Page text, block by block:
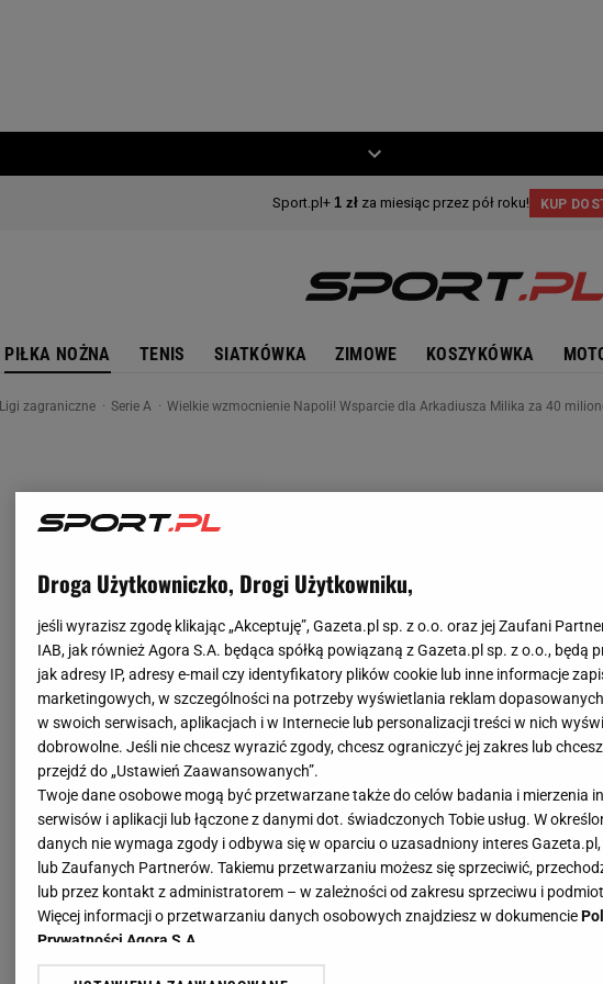
PIŁKA NOŻNA TENIS SIATKÓWKA ZIMOWE KOSZYKÓWKA
Ligi zagraniczne Serie A Wielkie wzmocnienie Napoli! Wsparcie dla Arkadiusza Milika za 40
Droga Użytkowniczko, Drogi Użytkowniku,
jeśli wyrazisz zgodę klikając „Akceptuję”, Gazeta.pl sp. z o.o. oraz jej Zaufani
IAB, jak również Agora S.A. będąca spółką powiązaną z Gazeta.pl sp. z o.o., będą
jak adresy IP, adresy e-mail czy identyfikatory plików cookie lub inne informacje
marketingowych, w szczególności na potrzeby wyświetlania reklam
w swoich serwisach, aplikacjach i w Internecie lub personalizacji treści w nich
dobrowolne. Jeśli nie chcesz wyrazić zgody, chcesz ograniczyć jej zakres lub
przejdź do „Ustawień Zaawansowanych”.
Twoje dane osobowe mogą być przetwarzane także do celów badania i mierzenia
serwisów i aplikacji lub łączone z danymi dot. świadczonych Tobie usług. W
danych nie wymaga zgody i odbywa się w oparciu o uzasadniony interes
lub Zaufanych Partnerów. Takiemu przetwarzaniu możesz się sprzeciwić,
lub przez kontakt z administratorem – w zależności od zakresu sprzeciwu i
Więcej informacji o przetwarzaniu danych osobowych znajdziesz w dokumencie
Prywatności Agora S.A.